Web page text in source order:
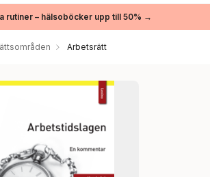
rutiner – hälsoböcker upp till 50% →
Arbetsrätt